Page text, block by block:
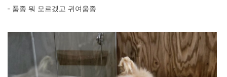
- 품종 뭐 모르겠고 귀여움종